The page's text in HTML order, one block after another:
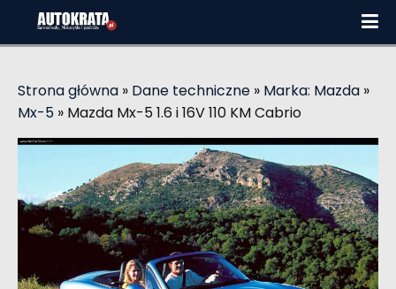
Strona główna » Dane techniczne » Marka: Mazda »
Mx-5 » Mazda Mx-5 1.6 i 16V 110 KM Cabrio